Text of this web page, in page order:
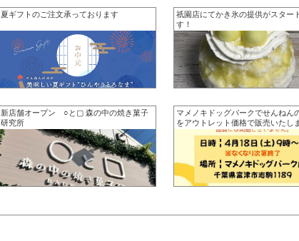
夏ギフトのご注文承っております
祇園店にてかき氷の提供がスター
す！
新店舗オープン ○と▢ 森の中の焼き菓子
研究所
マメノキドッグパークでせんねん
をアウトレット価格で販売いたし